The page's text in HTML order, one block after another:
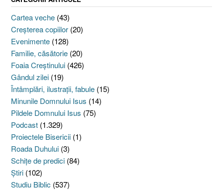
Cartea veche (43)
Creşterea copiilor (20)
Evenimente (128)
Familie, căsătorie (20)
Foaia Creştinului (426)
Gândul zilei (19)
Întâmplări, ilustraţii, fabule (15)
Minunile Domnului Isus (14)
Pildele Domnului Isus (75)
Podcast (1.329)
Proiectele Bisericii (1)
Roada Duhului (3)
Schiţe de predici (84)
Ştiri (102)
Studiu Biblic (537)